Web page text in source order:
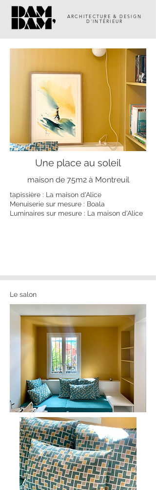
ARCHITECTURE & DESIGN
D'INTÉRIEUR
Une place au soleil
maison de 75m2 à Montreuil
tapissière : La maison d'Alice
Menuiserie sur mesure : Boala
Luminaires sur mesure : La maison d'Alice
Le salon